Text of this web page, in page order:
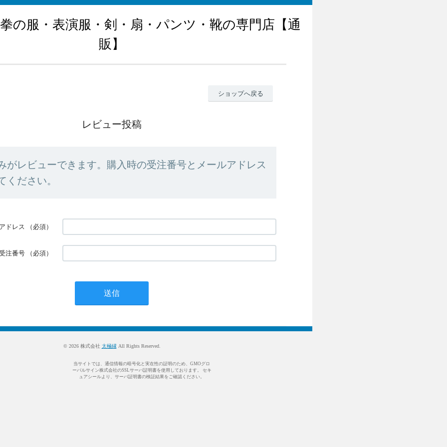
の服・表演服・剣・扇・パンツ・靴の専門店【通
販】
ショップへ戻る
レビュー投稿
がレビューできます。購入時の受注番号とメールアドレス
ください。
ドレス （必須）
注番号 （必須）
© 2026 株式会社 太極縁All Rights Reserved.
当サイトでは、通信情報の暗号化と実在性の証明のため、GMOグロ
ーバルサイン株式会社のSSLサーバ証明書を使用しております。 セキ
ュアシールより、サーバ証明書の検証結果をご確認ください。